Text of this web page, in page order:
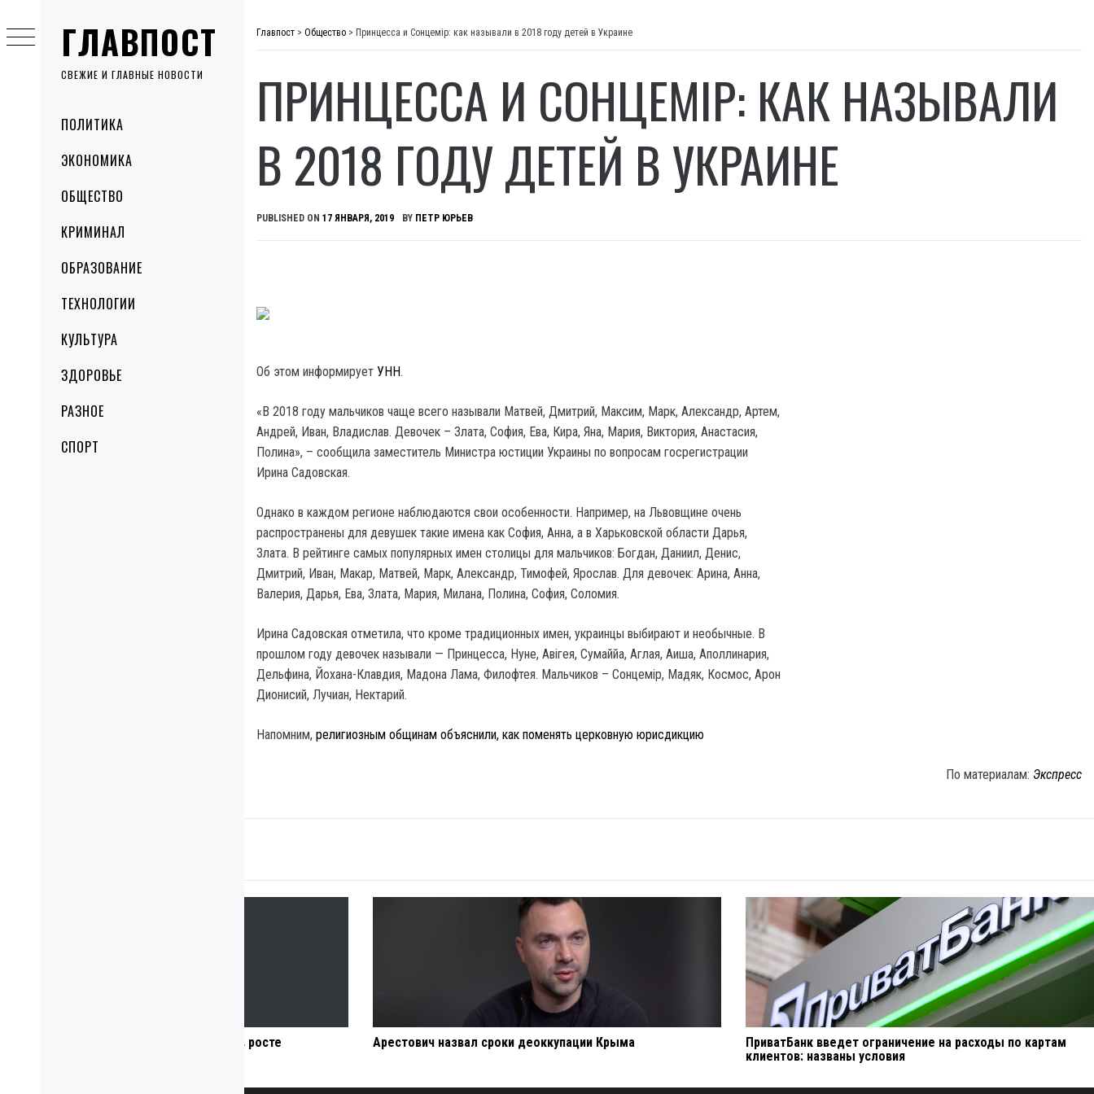
ГЛАВПОСТ
СВЕЖИЕ И ГЛАВНЫЕ НОВОСТИ
MenuПОЛИТИКА
ЭКОНОМИКА
ОБЩЕСТВО
КРИМИНАЛ
ОБРАЗОВАНИЕ
ТЕХНОЛОГИИ
КУЛЬТУРА
ЗДОРОВЬЕ
РАЗНОЕ
СПОРТ
to
content
Главпост > Общество > Принцесса и Сонцемір: как называли в 2018 году детей в Украине
ПРИНЦЕССА И СОНЦЕМІР: КАК НАЗЫВАЛИ
В 2018 ГОДУ ДЕТЕЙ В УКРАИНЕ
PUBLISHED ON 17 ЯНВАРЯ, 2019 BY ПЕТР ЮРЬЕВ
Об этом информирует УНН.
«В 2018 году мальчиков чаще всего называли Матвей, Дмитрий, Максим, Марк, Александр, Артем,
Андрей, Иван, Владислав. Девочек – Злата, София, Ева, Кира, Яна, Мария, Виктория, Анастасия,
Полина», – сообщила заместитель Министра юстиции Украины по вопросам госрегистрации
Ирина Садовская.
Однако в каждом регионе наблюдаются свои особенности. Например, на Львовщине очень
распространены для девушек такие имена как София, Анна, а в Харьковской области Дарья,
Злата. В рейтинге самых популярных имен столицы для мальчиков: Богдан, Даниил, Денис,
Дмитрий, Иван, Макар, Матвей, Марк, Александр, Тимофей, Ярослав. Для девочек: Арина, Анна,
Валерия, Дарья, Ева, Злата, Мария, Милана, Полина, София, Соломия.
Ирина Садовская отметила, что кроме традиционных имен, украинцы выбирают и необычные. В
прошлом году девочек называли — Принцесса, Нуне, Авігея, Сумаййа, Аглая, Аиша, Аполлинария,
Дельфина, Йохана-Клавдия, Мадона Лама, Филофтея. Мальчиков – Сонцемір, Мадяк, Космос, Арон
Дионисий, Лучиан, Нектарий.
Напомним, религиозным общинам объяснили, как поменять церковную юрисдикцию
По материалам: Экспресс
В Украине зафиксировали резкий скачок в росте
Арестович назвал сроки деоккупации Крыма
ПриватБанк введет ограничение на расходы по картам
клиентов: названы условия